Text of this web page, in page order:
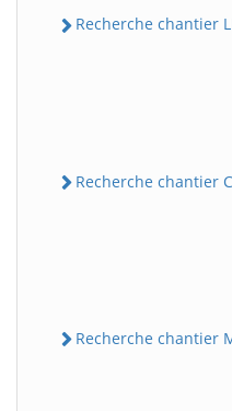
Recherche chantier
Recherche chantier
Recherche chantier